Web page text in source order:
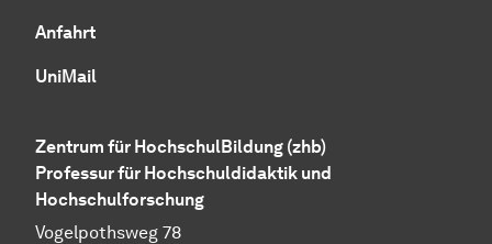
Anfahrt
UniMail
Zentrum für HochschulBildung (zhb)
Professur für Hochschuldidaktik und
Hochschulforschung
Vogelpothsweg 78